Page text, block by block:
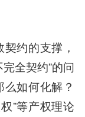
约的支撑，
全契约”的问
如何化解？
”等产权理论